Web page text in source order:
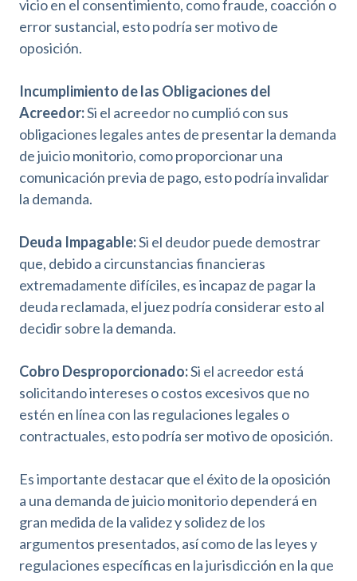
vicio en el consentimiento, como fraude, coacción o
error sustancial, esto podría ser motivo de
oposición.
Incumplimiento de las Obligaciones del
Acreedor:Si el acreedor no cumplió con sus
obligaciones legales antes de presentar la demanda
de juicio monitorio, como proporcionar una
comunicación previa de pago, esto podría invalidar
la demanda.
Deuda Impagable:Si el deudor puede demostrar
que, debido a circunstancias financieras
extremadamente difíciles, es incapaz de pagar la
deuda reclamada, el juez podría considerar esto al
decidir sobre la demanda.
Cobro Desproporcionado:Si el acreedor está
solicitando intereses o costos excesivos que no
estén en línea con las regulaciones legales o
contractuales, esto podría ser motivo de oposición.
Es importante destacar que el éxito de la oposición
a una demanda de juicio monitorio dependerá en
gran medida de la validez y solidez de los
argumentos presentados, así como de las leyes y
regulaciones específicas en la jurisdicción en la que